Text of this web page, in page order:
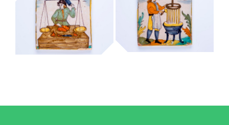
capellà cansalader
MUHBA - Museu d'Història de Barcelona MUHBA - Museu d'Història de Barcelona